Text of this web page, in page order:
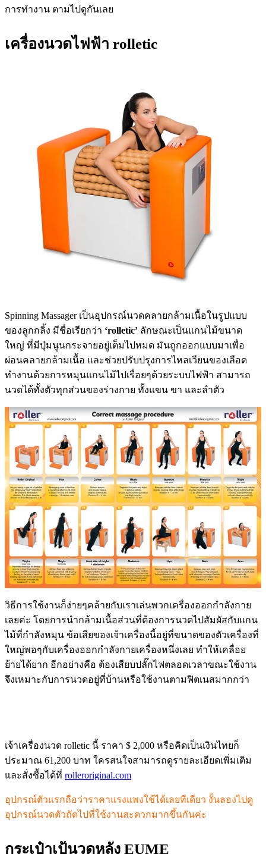
การทำงาน ตามไปดูกันเลย
เครื่องนวดไฟฟ้า rolletic
Spinning Massager เป็นอุปกรณ์นวดคลายกล้ามเนื้อในรูปแบบ
ของลูกกลิ้ง มีชื่อเรียกว่า ‘rolletic’ ลักษณะเป็นแกนไม้ขนาด
ใหญ่ ที่มีปุ่มนูนกระจายอยู่เต็มไปหมด มันถูกออกแบบมาเพื่อ
ผ่อนคลายกล้ามเนื้อ และช่วยปรับปรุงการไหลเวียนของเลือด
ทำงานด้วยการหมุนแกนไม้ไปเรื่อยๆด้วยระบบไฟฟ้า สามารถ
นวดได้ทั้งตัวทุกส่วนของร่างกาย ทั้งแขน ขา และลำตัว
วิธีการใช้งานก็ง่ายๆคล้ายกับเราเล่นพวกเครื่องออกกำลังกาย
เลยค่ะ โดยการนำกล้ามเนื้อส่วนที่ต้องการนวดไปสัมผัสกับแกน
ไม้ที่กำลังหมุน ข้อเสียของเจ้าเครื่องนี้อยู่ที่ขนาดของตัวเครื่องที่
ใหญ่พอๆกับเครื่องออกกำลังกายเครื่องหนึ่งเลย ทำให้เคลื่อย
ย้ายได้ยาก อีกอย่างคือ ต้องเสียบปลั๊กไฟตลอดเวลาขณะใช้งาน
จึงเหมาะกับการนวดอยู่ที่บ้านหรือใช้งานตามฟิตเนสมากกว่า
เจ้าเครื่องนวด rolletic นี้ ราคา $ 2,000 หรือคิดเป็นเงินไทยก็
ประมาณ 61,200 บาท ใครสนใจสามารถดูรายละเอียดเพิ่มเติม
และสั่งซื้อได้ที่ rolleroriginal.com
อุปกรณ์ตัวแรกถือว่าราคาแรงแพงใช้ได้เลยทีเดียว งั้นลองไปดู
อุปกรณ์นวดตัวถัดไปที่ใช้งานสะดวกมากขึ้นกันค่ะ
กระเป๋าเป้นวดหลัง EUME